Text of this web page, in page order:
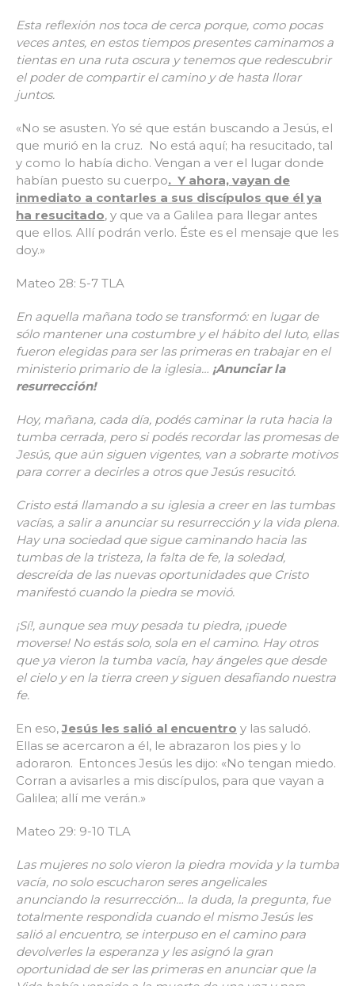
Esta reflexión nos toca de cerca porque, como pocas
veces antes, en estos tiempos presentes caminamos a
tientas en una ruta oscura y tenemos que redescubrir
el poder de compartir el camino y de hasta llorar
juntos.
«No se asusten. Yo sé que están buscando a Jesús, el
que murió en la cruz. No está aquí; ha resucitado, tal
y como lo había dicho. Vengan a ver el lugar donde
habían puesto su cuerpo. Y ahora, vayan de
inmediato a contarles a sus discípulos que él ya
ha resucitado, y que va a Galilea para llegar antes
que ellos. Allí podrán verlo. Éste es el mensaje que les
doy.»
Mateo 28: 5-7 TLA
En aquella mañana todo se transformó: en lugar de
sólo mantener una costumbre y el hábito del luto, ellas
fueron elegidas para ser las primeras en trabajar en el
ministerio primario de la iglesia… ¡Anunciar la
resurrección!
Hoy, mañana, cada día, podés caminar la ruta hacia la
tumba cerrada, pero si podés recordar las promesas de
Jesús, que aún siguen vigentes, van a sobrarte motivos
para correr a decirles a otros que Jesús resucitó.
Cristo está llamando a su iglesia a creer en las tumbas
vacías, a salir a anunciar su resurrección y la vida plena.
Hay una sociedad que sigue caminando hacia las
tumbas de la tristeza, la falta de fe, la soledad,
descreída de las nuevas oportunidades que Cristo
manifestó cuando la piedra se movió.
¡Sí!, aunque sea muy pesada tu piedra, ¡puede
moverse! No estás solo, sola en el camino. Hay otros
que ya vieron la tumba vacía, hay ángeles que desde
el cielo y en la tierra creen y siguen desafiando nuestra
fe.
En eso,Jesús les salió al encuentro y las saludó.
Ellas se acercaron a él, le abrazaron los pies y lo
adoraron. Entonces Jesús les dijo: «No tengan miedo.
Corran a avisarles a mis discípulos, para que vayan a
Galilea; allí me verán.»
Mateo 29: 9-10 TLA
Las mujeres no solo vieron la piedra movida y la tumba
vacía, no solo escucharon seres angelicales
anunciando la resurrección… la duda, la pregunta, fue
totalmente respondida cuando el mismo Jesús les
salió al encuentro, se interpuso en el camino para
devolverles la esperanza y les asignó la gran
oportunidad de ser las primeras en anunciar que la